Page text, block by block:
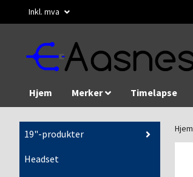
Inkl. mva
Hjem Merker Timelapse
19"-produkter
Headset
Hjem